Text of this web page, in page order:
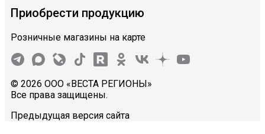
Приобрести продукцию
Розничные магазины на карте
© 2026 ООО «ВЕСТА РЕГИОНЫ»
Все права защищены.
Предыдущая версия сайта